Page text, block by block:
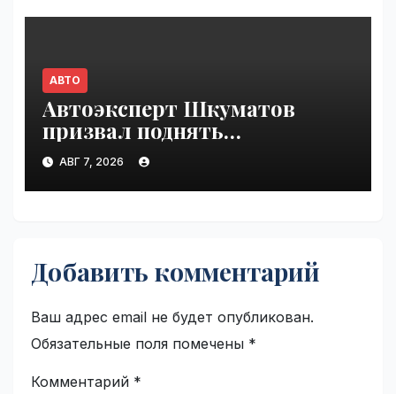
АВТО
Автоэксперт Шкуматов
призвал поднять
разрешённую скорость на
дорогах России | VseTime.ru
АВГ 7, 2026
Добавить комментарий
Ваш адрес email не будет опубликован.
Обязательные поля помечены *
Комментарий *